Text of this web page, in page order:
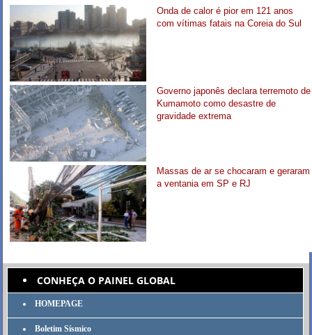
Onda de calor é pior em 121 anos
com vítimas fatais na Coreia do Sul
Governo japonês declara terremoto de
Kumamoto como desastre de
gravidade extrema
Massas de ar se chocaram e geraram
a ventania em SP e RJ
CONHEÇA O PAINEL GLOBAL
HOMEPAGE
Boletim Sísmico